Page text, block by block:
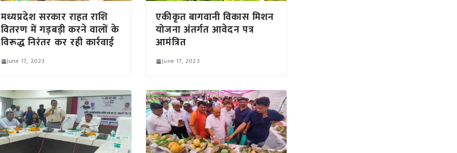
मध्यप्रदेश सरकार राहत राशि
वितरण में गड़बड़ी करने वालों के
विरूद्ध निरंतर कर रही कार्रवाई
June 17, 2023
एकीकृत बागवानी विकास मिशन
योजना अंतर्गत आवेदन पत्र
आमंत्रित
June 17, 2023